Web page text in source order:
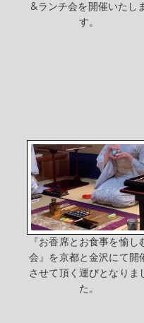
&ランチ会を開催いたし
す。
『お香席とお食事を愉し
会』を京都と金沢にて開
させて頂く運びとなりま
た。